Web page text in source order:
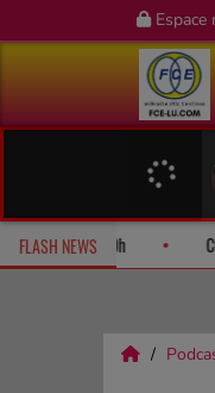
Espace
FLASH NEWS
Bach: le dimanche à 10h